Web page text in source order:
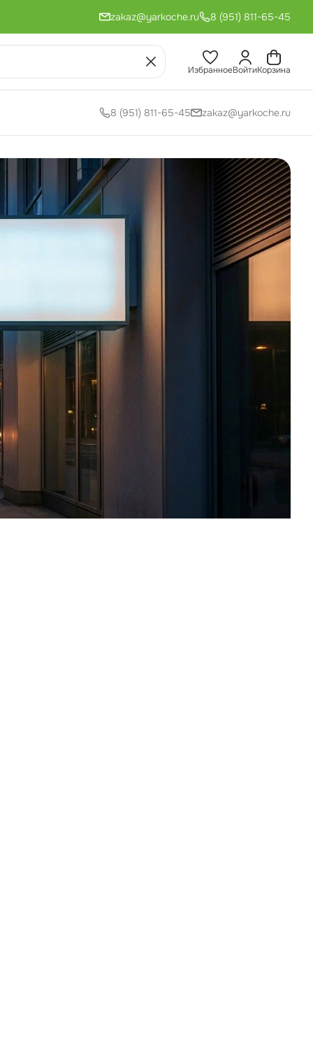
zakaz@yarkoche.ru 8 (951) 811-65-45
ИзбранноеВойтиКорзина
8 (951) 811-65-45 zakaz@yarkoche.ru